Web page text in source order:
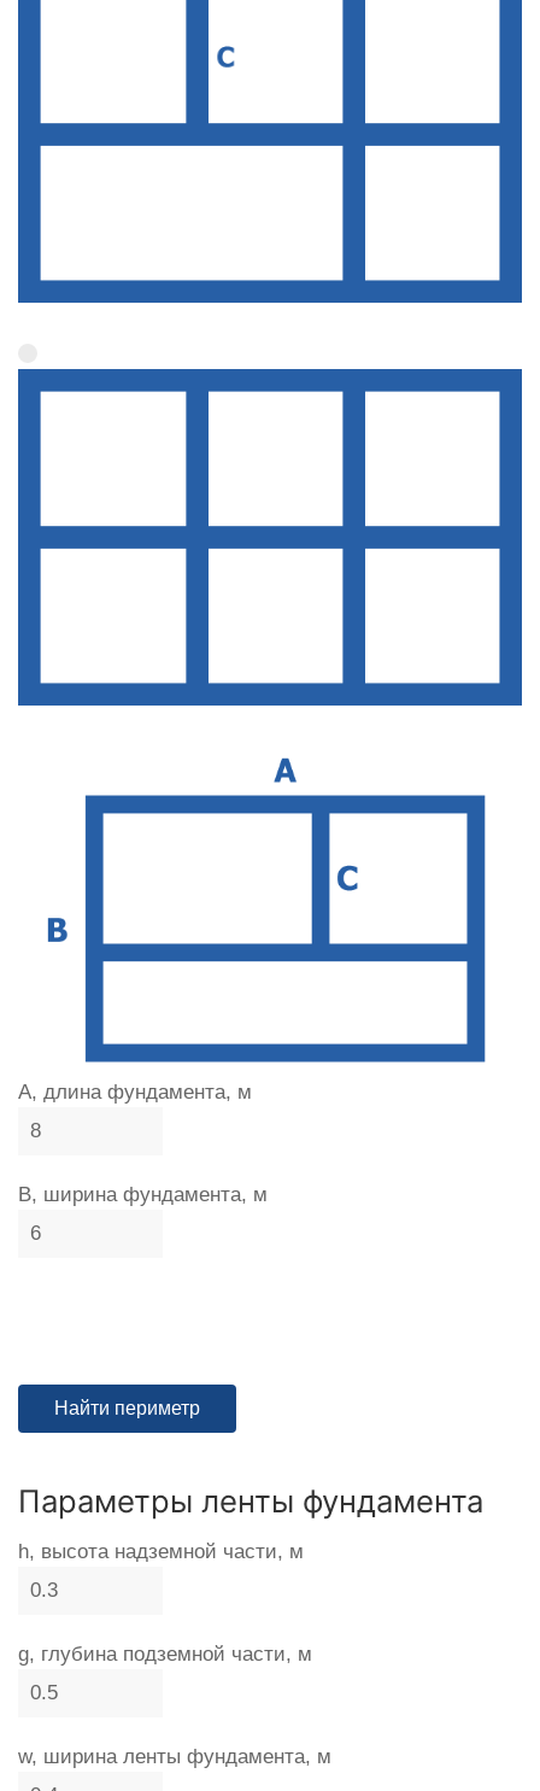
A, длина фундамента, м
B, ширина фундамента, м
Параметры ленты фундамента
h, высота надземной части, м
g, глубина подземной части, м
w, ширина ленты фундамента, м